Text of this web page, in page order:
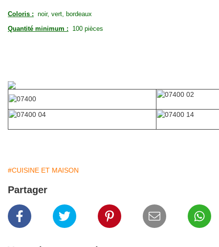
Coloris : noir, vert, bordeaux
Quantité minimum : 100 pièces
#CUISINE ET MAISON
Partager